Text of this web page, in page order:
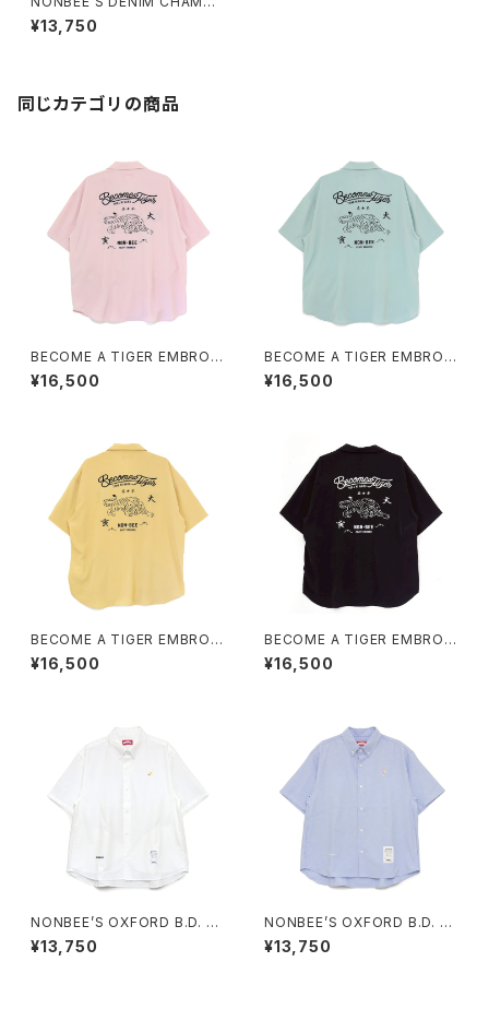
AY SHIRTS light-blue
¥13,750
同じカテゴリの商品
BECOME A TIGER EMBROI
DERED HALFSLEEVE SHIRT
S light-pink
¥16,500
BECOME A TIGER EMBROI
DERED HALFSLEEVE SHIRT
S light-blue
¥16,500
BECOME A TIGER EMBROI
DERED HALFSLEEVE SHIRT
S light-yellow
¥16,500
BECOME A TIGER EMBROI
DERED HALFSLEEVE SHIRT
S black
¥16,500
NONBEE’S OXFORD B.D. H
ALF SLEEVE SHIRTS “cockt
ail” white
¥13,750
NONBEE’S OXFORD B.D. H
ALF SLEEVE SHIRTS “cockt
ail” saxe-blue
¥13,750